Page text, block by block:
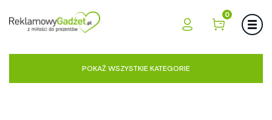
0
POKAŻ WSZYSTKIE KATEGORIE